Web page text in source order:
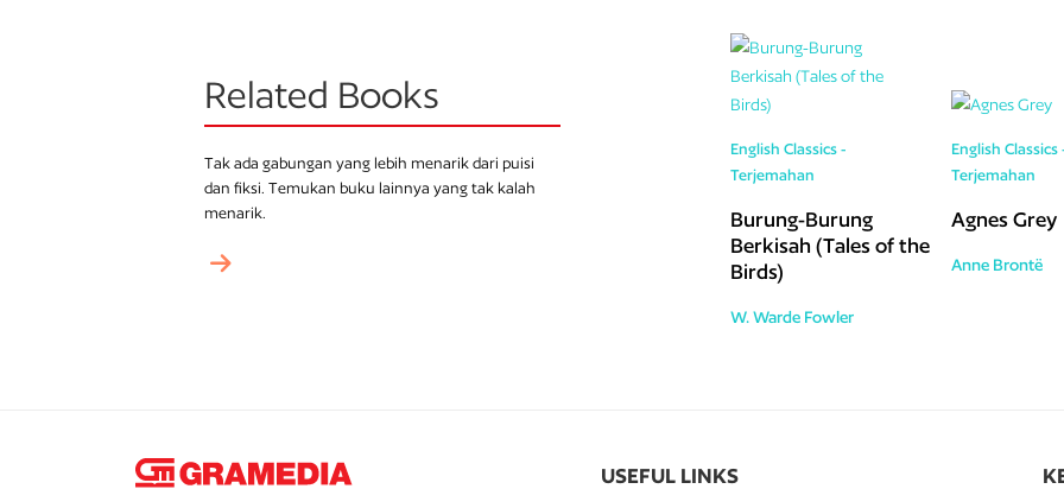
Related Books
Tak ada gabungan yang lebih menarik dari puisi
dan fiksi. Temukan buku lainnya yang tak kalah
menarik.
English Classics -
Terjemahan
Burung-Burung
Berkisah (Tales of the
Birds)
W. Warde Fowler
English Classics
Terjemahan
Agnes Grey
Anne Brontë
USEFUL LINKS